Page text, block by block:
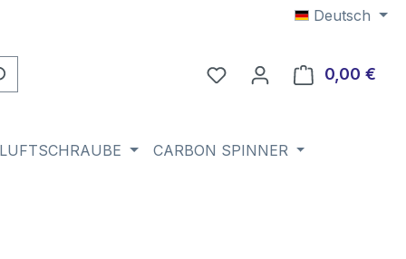
Deutsch
Du hast 0 Produkte auf
0,00 €
CARBON SPINNER